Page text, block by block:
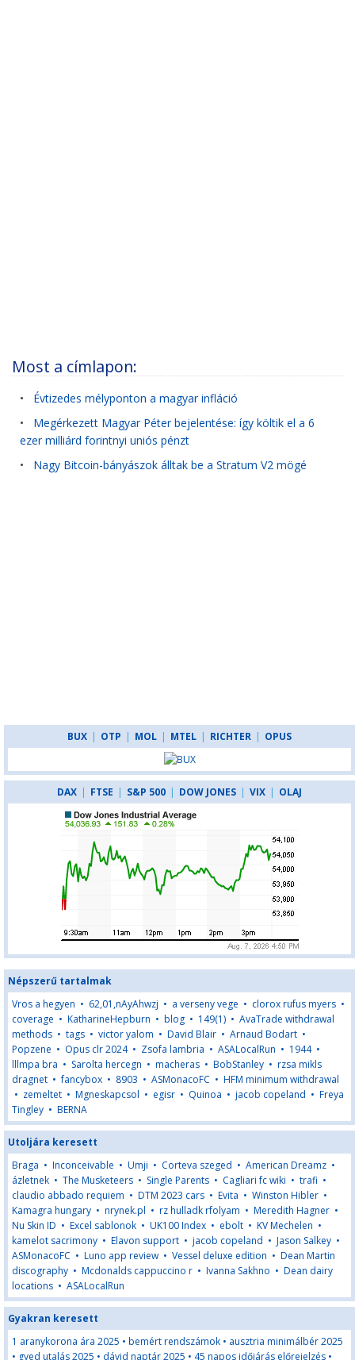
Most a címlapon:
• Évtizedes mélyponton a magyar infláció
• Megérkezett Magyar Péter bejelentése: így költik el a 6
ezer milliárd forintnyi uniós pénzt
• Nagy Bitcoin-bányászok álltak be a Stratum V2 mögé
BUX | OTP | MOL | MTEL | RICHTER | OPUS
DAX | FTSE | S&P 500 | DOW JONES | VIX | OLAJ
Népszerű tartalmak
Vros a hegyen • 62,01,nAyAhwzj • a verseny vege • clorox rufus myers •
coverage • KatharineHepburn • blog • 149(1) • AvaTrade withdrawal
methods • tags • victor yalom • David Blair • Arnaud Bodart •
Popzene • Opus clr 2024• Zsofa lambria • ASALocalRun • 1944•
lllmpa bra • Sarolta hercegn • macheras • BobStanley • rzsa mikls
dragnet •fancybox • 8903 • ASMonacoFC • HFM minimum withdrawal
• zemeltet • Mgneskapcsol • egisr • Quinoa • jacob copeland • Freya
Tingley • BERNA
Utoljára keresett
Braga • Inconceivable • Umji • Corteva szeged • American Dreamz •
ázletnek • The Musketeers • Single Parents • Cagliari fc wiki • trafi •
claudio abbado requiem • DTM 2023 cars • Evita • Winston Hibler •
Kamagra hungary • nrynek.pl • rz hulladk rfolyam • Meredith Hagner •
Nu Skin ID • Excel sablonok • UK100 Index • ebolt • KV Mechelen •
kamelot sacrimony • Elavon support • jacob copeland • Jason Salkey •
ASMonacoFC • Luno app review • Vessel deluxe edition • Dean Martin
discography • Mcdonalds cappuccino r • Ivanna Sakhno • Dean dairy
locations • ASALocalRun
Gyakran keresett
1 aranykorona ára 2025 • bemért rendszámok • ausztria minimálbér 2025
• gyed utalás 2025 • dávid naptár 2025 • 45 napos időjárás előrejelzés •